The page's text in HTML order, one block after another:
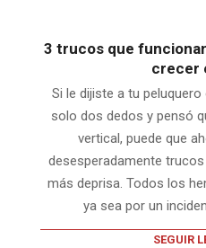
3 trucos que
crecer
Si le dijiste a tu
solo dos dedos y pensó
vertical, puede que
desesperadamente
más deprisa. Todos los
ya sea por un
SEGUIR